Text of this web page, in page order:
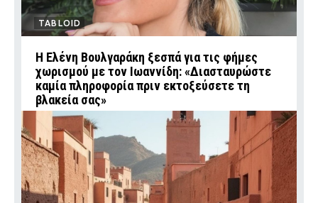
TABLOID
Η Ελένη Βουλγαράκη ξεσπά για τις φήμες
χωρισμού με τον Ιωαννίδη: «Διασταυρώστε
καμία πληροφορία πριν εκτοξεύσετε τη
βλακεία σας»